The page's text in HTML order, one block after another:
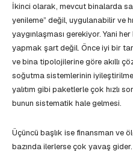
İkinci olarak, mevcut binalarda
yenileme” değil, uygulanabilir ve
yaygınlaşması gerekiyor. Yani her
yapmak şart değil. Önce iyi bir
ve bina tipolojilerine göre akıllı
soğutma sistemlerinin
yalıtım gibi paketlerle çok hızlı
bunun sistematik hale gelmesi.
Üçüncü başlık ise finansman ve
bazında ilerlerse çok yavaş